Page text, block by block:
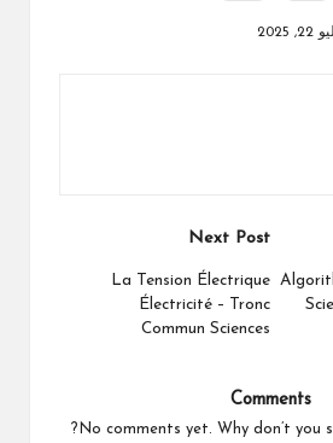
Next Post
La Tension Électrique
Électricité – Tronc
Commun Sciences
Comments
No comments yet. Why don’t you